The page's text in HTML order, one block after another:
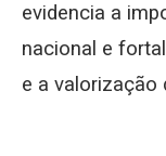
evidencia a
nacional e
e a valorização